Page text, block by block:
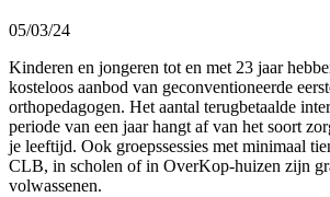
05/03/24
Kinderen en jongeren tot en met 23 jaar
kosteloos aanbod van geconventioneerde
orthopedagogen. Het aantal terugbetaalde
periode van een jaar hangt af van het soort
je leeftijd. Ook groepssessies met minimaal
CLB, in scholen of in OverKop-huizen zijn
volwassenen.